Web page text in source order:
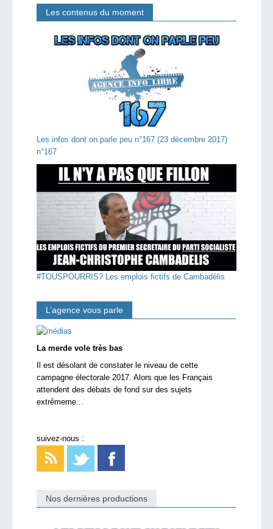
Les contenus du moment
Les infos dont on parle peu n°167 (23 décembre 2017)
n°167
#TOUSPOURRIS? Les emplois fictifs de Cambadélis
L’agence vous parle
La merde vole très bas
Il est désolant de constater le niveau de cette
campagne électorale 2017. Alors que les Français
attendent des débats de fond sur des sujets
extrêmeme...
suivez-nous :
Nos dernières productions